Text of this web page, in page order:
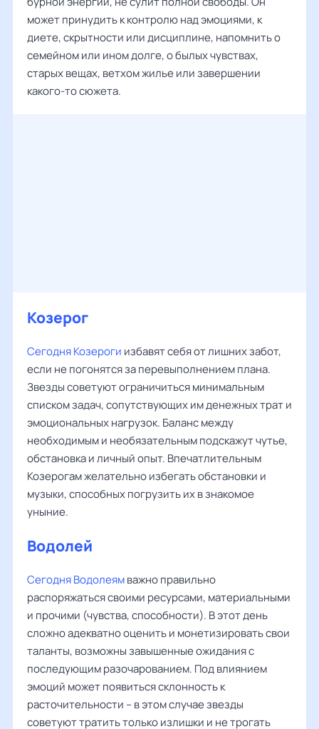
может принудить к контролю над эмоциями, к
диете, скрытности или дисциплине, напомнить о
семейном или ином долге, о былых чувствах,
старых вещах, ветхом жилье или завершении
какого-то сюжета.
Козерог
Сегодня Козероги избавят себя от лишних забот,
если не погонятся за перевыполнением плана.
Звезды советуют ограничиться минимальным
списком задач, сопутствующих им денежных трат и
эмоциональных нагрузок. Баланс между
необходимым и необязательным подскажут чутье,
обстановка и личный опыт. Впечатлительным
Козерогам желательно избегать обстановки и
музыки, способных погрузить их в знакомое
уныние.
Водолей
Сегодня Водолеямважно правильно
распоряжаться своими ресурсами, материальными
и прочими (чувства, способности). В этот день
сложно адекватно оценить и монетизировать свои
таланты, возможны завышенные ожидания с
последующим разочарованием. Под влиянием
эмоций может появиться склонность к
расточительности – в этом случае звезды
советуют тратить только излишки и не трогать